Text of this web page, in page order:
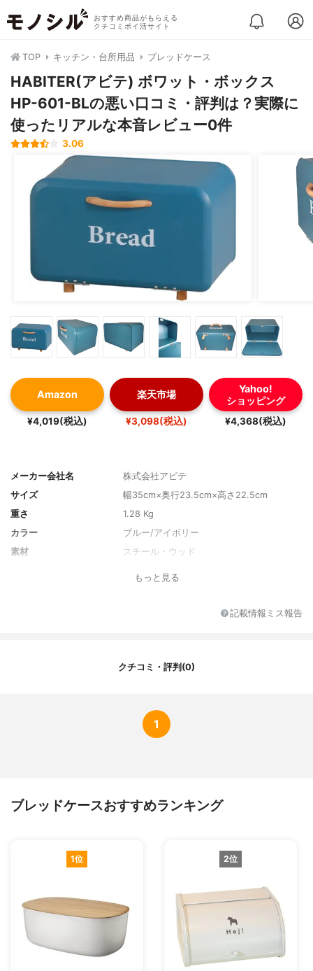
おすすめ商品がもらえる
クチコミポイ活サイト
TOP キッチン・台所用品 ブレッドケース
HABITER(アビテ) ボワット・ボックス
HP-601-BLの悪い口コミ・評判は？実際に
使ったリアルな本音レビュー0件
3.06
Amazon
¥4,019(税込)
楽天市場
¥3,098(税込)
Yahoo!
ショッピング
¥4,368(税込)
メーカー会社名
株式会社アビテ
サイズ
幅35cm×奥行23.5cm×高さ22.5cm
重さ
1.28 Kg
カラー
ブルー/アイボリー
素材
スチール・ウッド
前開きラック
もっと見る
記載情報ミス報告
クチコミ・評判(0)
1
ブレッドケースおすすめランキング
1位 2位